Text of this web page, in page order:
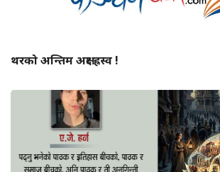
थरको अन्तिम अक्षर ह्रस्व !